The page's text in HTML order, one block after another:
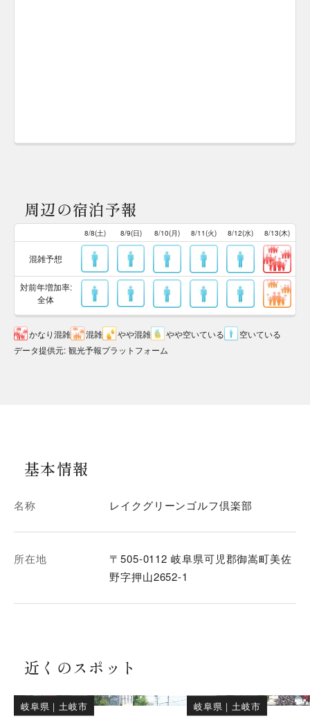
周辺の宿泊予報
8/8(土) 8/9(日) 8/10(月) 8/11(火) 8/12(水) 8/13(木)
混雑予想
対前年増加率:
全体
かなり混雑 混雑 やや混雑 やや空いている
空いている
データ提供元: 観光予報プラットフォーム
基本情報
名称 レイクグリーンゴルフ倶楽部
所在地
〒505-0112 岐阜県可児郡御嵩町美佐
野字押山2652-1
近くのスポット
岐阜県 ｜ 土岐市
岐阜県 ｜ 土岐市